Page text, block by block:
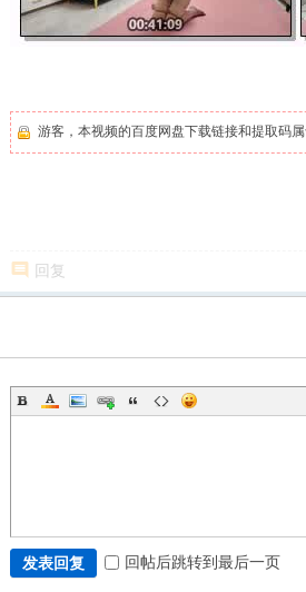
游客，本视频的百度网盘下载链接和提取码
回复
发表回复 回帖后跳转到最后一页